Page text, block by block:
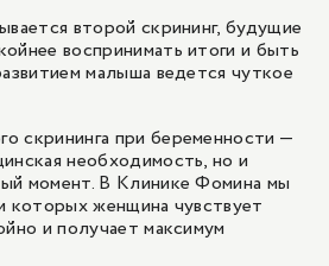
второй скрининг, будущие
воспринимать итоги и быть
малыша ведется чуткое
скрининга при беременности —
необходимость, но и
момент. В Клинике Фомина мы
которых женщина чувствует
и получает максимум